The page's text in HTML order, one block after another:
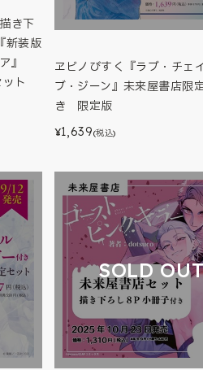
き下
新装版
』
ト
ヱビノびすく『ラブ・チェ
ブ・ジーン』未来屋書店限
き 限定版
¥1,639(税込)
SOLD